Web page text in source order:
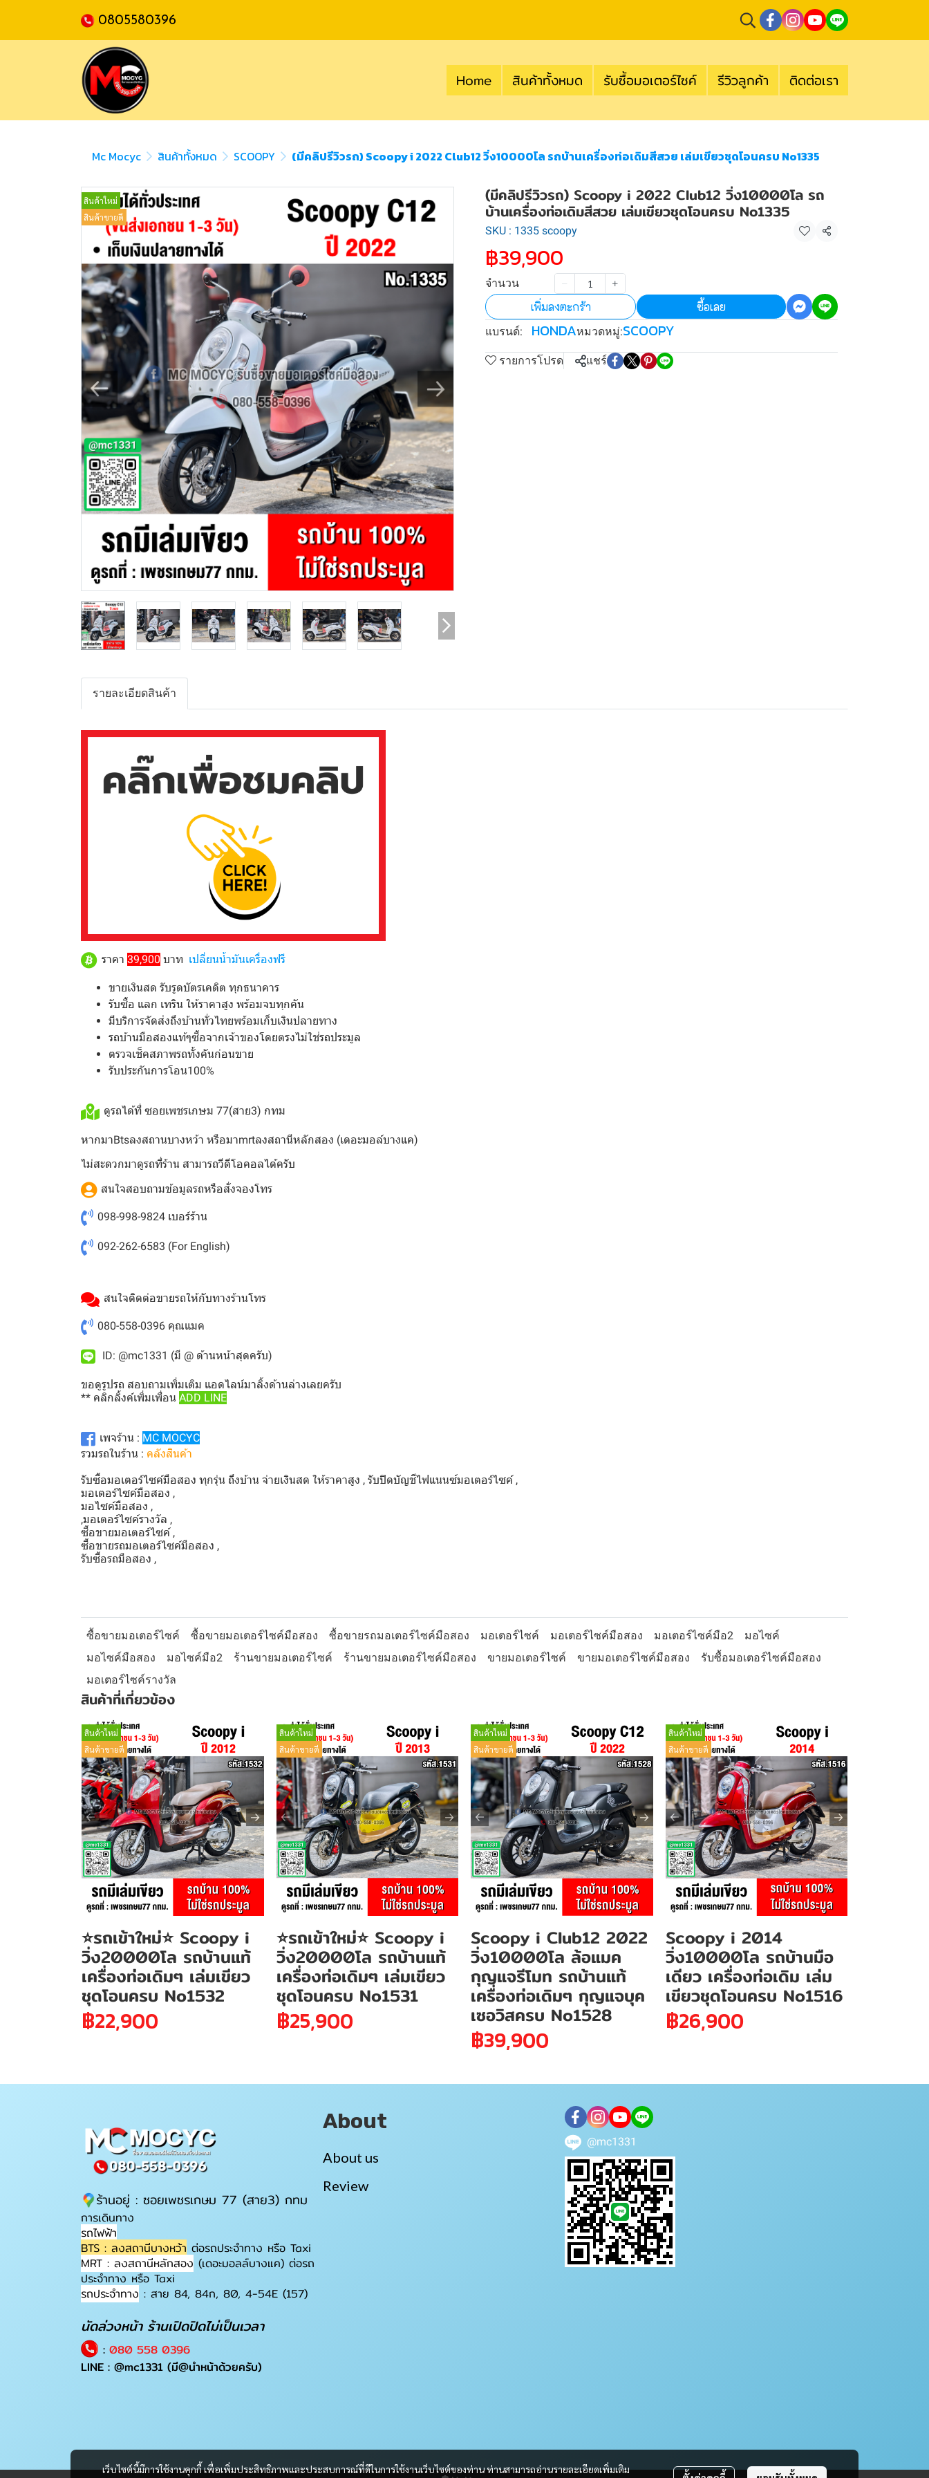
0805580396
Home สินค้าทั้งหมด รับซื้อมอเตอร์ไซค์ รีวิวลูกค้า ติดต่อเรา
Mc Mocyc สินค้าทั้งหมด SCOOPY (มีคลิปรีวิวรถ) Scoopy i 2022 Club12 วิ่ง10000โล รถบ้านเครื่องท่อเดิมสีสวย เล่มเขียวชุดโอนครบ No1335
สินค้าใหม่
สินค้าขายดี
(มีคลิปรีวิวรถ) Scoopy i 2022 Club12 วิ่ง10000โล รถ
บ้านเครื่องท่อเดิมสีสวย เล่มเขียวชุดโอนครบ No1335
SKU : 1335 scoopy แชร์
฿39,900
จำนวน
เพิ่มลงตะกร้า ซื้อเลย
แบรนด์: HONDAหมวดหมู่:SCOOPY
รายการโปรด แชร์
รายละเอียดสินค้า
ราคา 39,900 บาท เปลี่ยนน้ำมันเครื่องฟรี
ขายเงินสด รับรูดบัตรเคดิต ทุกธนาคาร
รับซื้อ แลก เทริน ให้ราคาสูง พร้อมจบทุกคัน
มีบริการจัดส่งถึงบ้านทั่วไทยพร้อมเก็บเงินปลายทาง
รถบ้านมือสองแท้ๆซื้อจากเจ้าของโดยตรงไม่ใช่รถประมูล
ตรวจเช็คสภาพรถทั้งคันก่อนขาย
รับประกันการโอน100%
ดูรถได้ที่ ซอยเพชรเกษม 77(สาย3) กทม
หากมาBtsลงสถานบางหว้า หรือมาmrtลงสถานีหลักสอง (เดอะมอล์บางแค)
ไม่สะดวกมาดูรถที่ร้าน สามารถวีดีโอคอลได้ครับ
สนใจสอบถามข้อมูลรถหรือสั่งจองโทร
098-998-9824 เบอร์ร้าน
092-262-6583 (For English)
สนใจติดต่อขายรถให้กับทางร้านโทร
080-558-0396 คุณแมค
ID: @mc1331 (มี @ ด้านหน้าสุดครับ)
ขอดูรูปรถ สอบถามเพิ่มเติม แอดไลน์มาลิ้งด้านล่างเลยครับ
** คลิกลิ้งค์เพิ่มเพื่อน ADD LINE
เพจร้าน : MC MOCYC
รวมรถในร้าน : คลังสินค้า
รับซื้อมอเตอร์ไซค์มือสอง ทุกรุ่น ถึงบ้าน จ่ายเงินสด ให้ราคาสูง , รับปิดบัญชีไฟแนนซ์มอเตอร์ไซค์ ,
มอเตอร์ไซค์มือสอง ,
มอไซค์มือสอง ,
,มอเตอร์ไซค์รางวัล ,
ซื้อขายมอเตอร์ไซค์ ,
ซื้อขายรถมอเตอร์ไซค์มือสอง ,
รับซื้อรถมือสอง ,
ซื้อขายมอเตอร์ไซค์ ซื้อขายมอเตอร์ไซค์มือสอง ซื้อขายรถมอเตอร์ไซค์มือสอง มอเตอร์ไซค์ มอเตอร์ไซค์มือสอง มอเตอร์ไซค์มือ2
มอไซค์
มอไซค์มือสอง
มอไซค์มือ2 ร้านขายมอเตอร์ไซค์ ร้านขายมอเตอร์ไซค์มือสอง ขายมอเตอร์ไซค์ ขายมอเตอร์ไซค์มือสอง
รับซื้อมอเตอร์ไซค์มือสอง
มอเตอร์ไซค์รางวัล
สินค้าที่เกี่ยวข้อง
สินค้าใหม่
สินค้าขายดี
⭐รถเข้าใหม่⭐ Scoopy i
วิ่ง20000โล รถบ้านแท้
เครื่องท่อเดิมๆ เล่มเขียว
ชุดโอนครบ No1532
฿22,900
สินค้าใหม่
สินค้าขายดี
⭐รถเข้าใหม่⭐ Scoopy i
วิ่ง20000โล รถบ้านแท้
เครื่องท่อเดิมๆ เล่มเขียว
ชุดโอนครบ No1531
฿25,900
สินค้าใหม่
สินค้าขายดี
Scoopy i Club12 2022
วิ่ง10000โล ล้อแมค
กุญแจรีโมท รถบ้านแท้
เครื่องท่อเดิมๆ กุญแจบุค
เซอวิสครบ No1528
฿39,900
สินค้าใหม่
สินค้าขายดี
Scoopy i 2014
วิ่ง10000โล รถบ้านมือ
เดียว เครื่องท่อเดิม เล่ม
เขียวชุดโอนครบ No1516
฿26,900
เว็บไซต์นี้มีการใช้งานคุกกี้ เพื่อเพิ่มประสิทธิภาพและประสบการณ์ที่ดีในการใช้งานเว็บไซต์ของท่าน ท่านสามารถอ่านรายละเอียดเพิ่มเติม
ร้านอยู่ : ซอยเพชรเกษม 77 (สาย3) กทม
การเดินทาง
รถไฟฟ้า
BTS : ลงสถานีบางหว้า ต่อรถประจำทาง หรือ Taxi
MRT : ลงสถานีหลักสอง (เดอะมอลล์บางแค) ต่อรถ
ประจำทาง หรือ Taxi
รถประจำทาง : สาย 84, 84ก, 80, 4-54E (157)
นัดล่วงหน้า ร้านเปิดปิดไม่เป็นเวลา
: 080 558 0396
LINE : @mc1331 (มี@นำหน้าด้วยครับ)
About
About us
Review
@mc1331